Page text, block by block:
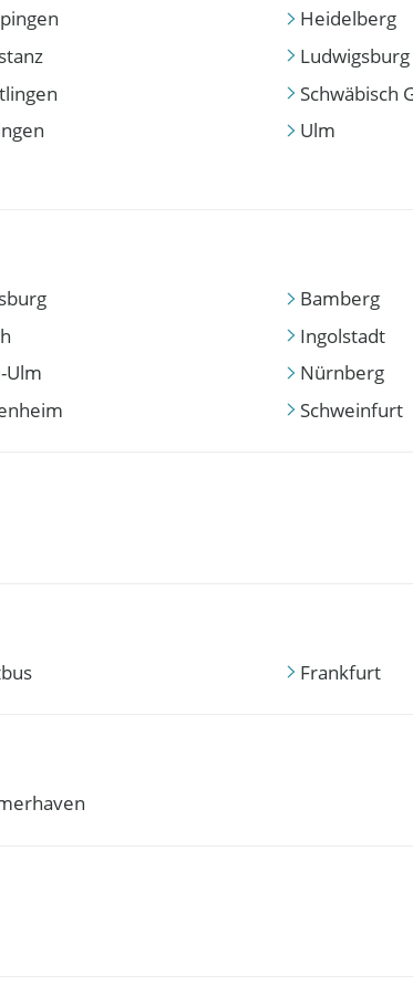
Heidelberg
Ludwigsburg
Schwäbisch
Ulm
Bamberg
Ingolstadt
Ulm Nürnberg
Schweinfurt
Frankfurt